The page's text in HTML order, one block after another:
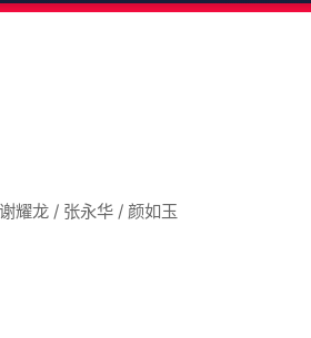
耀龙 / 张永华 / 颜如玉